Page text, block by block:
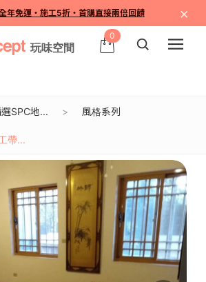
年免運・施工5折・首購直接兩倍回饋 ×
0
SPC地... 風格系列
帶...